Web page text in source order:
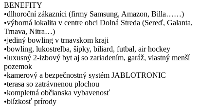
BENEFITY
•dlhoroční zákazníci (firmy Samsung, Amazon, Billa……)
•výborná lokalita v centre obci Dolná Streda (Sereď, Galanta,
Trnava, Nitra…)
•jediný bowling v trnavskom kraji
•bowling, lukostrelba, šípky, biliard, futbal, air hockey
•luxusný 2-izbový byt aj so zariadením, garáž, vlastný menší
pozemok
•kamerový a bezpečnostný systém JABLOTRONIC
•terasa so zatrávnenou plochou
•kompletná občianska vybavenosť
•blízkosť prírody